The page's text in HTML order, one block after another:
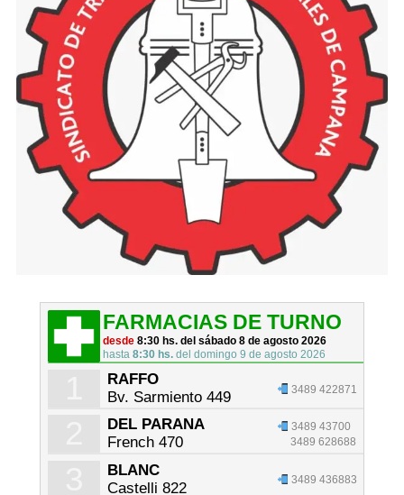
FARMACIAS DE TURNO
desde8:30 hs. del sábado 8 de agosto 2026
hasta8:30 hs. del domingo 9 de agosto 2026
RAFFO
Bv. Sarmiento 449
3489 422871
DEL PARANA
French 470
3489 43700
3489 628688
BLANC
Castelli 822
3489 436883